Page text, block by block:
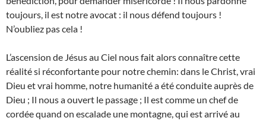
toujours, il est notre avocat : il nous défend toujours !
N’oubliez pas cela !
L’ascension de Jésus au Ciel nous fait alors connaître cette
réalité si réconfortante pour notre chemin: dans le Christ, vrai
Dieu et vrai homme, notre humanité a été conduite auprès de
Dieu ; Il nous a ouvert le passage ; Il est comme un chef de
cordée quand on escalade une montagne, qui est arrivé au